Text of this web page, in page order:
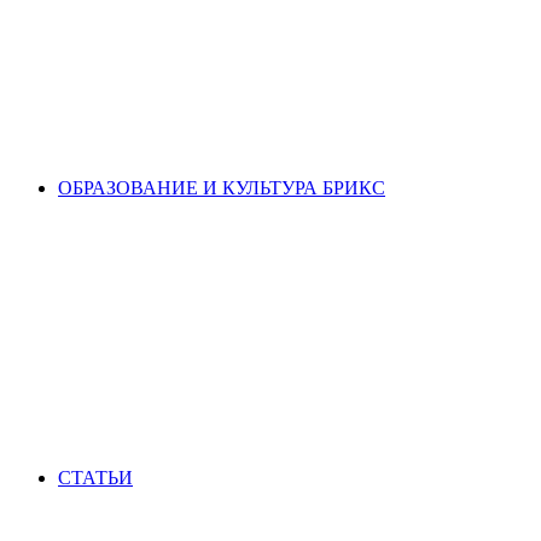
ОБРАЗОВАНИЕ И КУЛЬТУРА БРИКС
СТАТЬИ